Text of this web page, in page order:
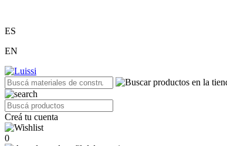
ES
EN
Creá tu cuenta
0